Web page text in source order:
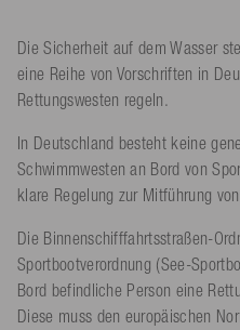
Die Sicherheit auf dem Wasser
eine Reihe von Vorschriften in
Rettungswesten regeln.
In Deutschland besteht keine
Schwimmwesten an Bord von
klare Regelung zur Mitführung
Die Binnenschifffahrtsstraßen-
Sportbootverordnung (See-
Bord befindliche Person eine
Diese muss den europäischen